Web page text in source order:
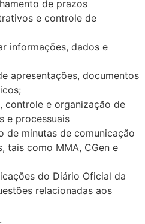
de prazos
e controle de
informações, dados e
apresentações, documentos
controle e organização de
e processuais
de minutas de comunicação
tais como MMA, CGen e
do Diário Oficial da
relacionadas aos